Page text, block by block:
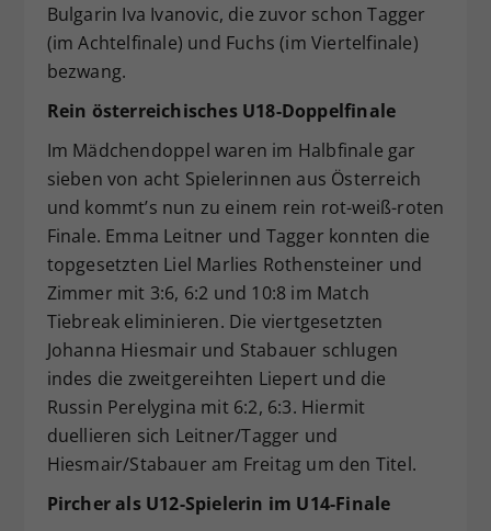
Bulgarin Iva Ivanovic, die zuvor schon Tagger
(im Achtelfinale) und Fuchs (im Viertelfinale)
bezwang.
Rein österreichisches U18-Doppelfinale
Im Mädchendoppel waren im Halbfinale gar
sieben von acht Spielerinnen aus Österreich
und kommt’s nun zu einem rein rot-weiß-roten
Finale. Emma Leitner und Tagger konnten die
topgesetzten Liel Marlies Rothensteiner und
Zimmer mit 3:6, 6:2 und 10:8 im Match
Tiebreak eliminieren. Die viertgesetzten
Johanna Hiesmair und Stabauer schlugen
indes die zweitgereihten Liepert und die
Russin Perelygina mit 6:2, 6:3. Hiermit
duellieren sich Leitner/Tagger und
Hiesmair/Stabauer am Freitag um den Titel.
Pircher als U12-Spielerin im U14-Finale